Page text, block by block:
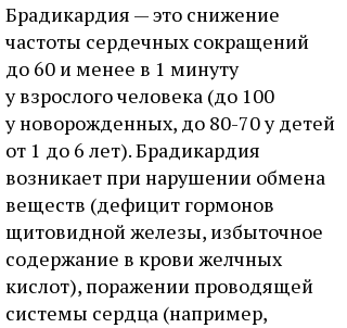
Брадикардия — это снижение
частоты сердечных сокращений
до 60 и менее в 1 минуту
у взрослого человека (до 100
у новорожденных, до 80-70 у детей
от 1 до 6 лет). Брадикардия
возникает при нарушении обмена
веществ (дефицит гормонов
щитовидной железы, избыточное
содержание в крови желчных
кислот), поражении проводящей
системы сердца (например,